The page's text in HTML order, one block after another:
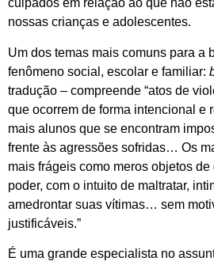
culpados em relação ao que não
nossas crianças e adolescentes.
Um dos temas mais comuns para a
fenômeno social, escolar e familiar:
tradução – compreende “atos de
que ocorrem de forma intencional e
mais alunos que se encontram
frente às agressões sofridas… Os
mais frágeis como meros objetos
poder, com o intuito de maltratar,
amedrontar suas vítimas… sem
justificáveis.”
É uma grande especialista no